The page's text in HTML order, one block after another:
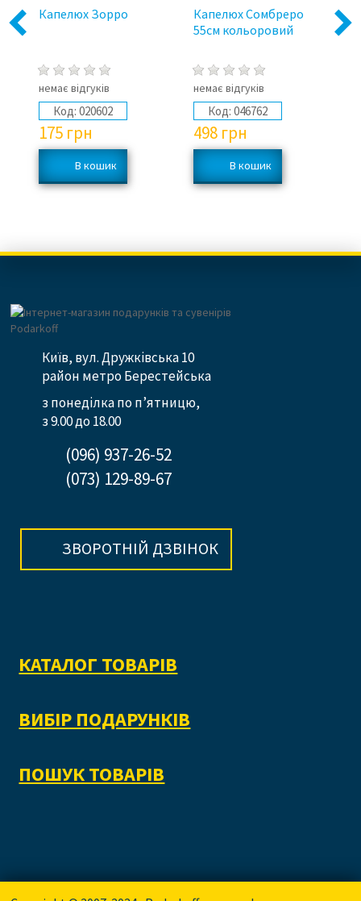
Previous
Капелюх Зорро
немає відгуків
Код: 020602
175 грн
Капелюх Сомбреро
55см кольоровий
немає відгуків
Код: 046762
498 грн
Next
Київ, вул. Дружківська 10
район метро Берестейська
з понеділка по п’ятницю,
з 9.00 до 18.00
(096) 937-26-52
(073) 129-89-67
ЗВОРОТНІЙ ДЗВІНОК
КАТАЛОГ ТОВАРІВ
ВИБІР ПОДАРУНКІВ
ПОШУК ТОВАРІВ